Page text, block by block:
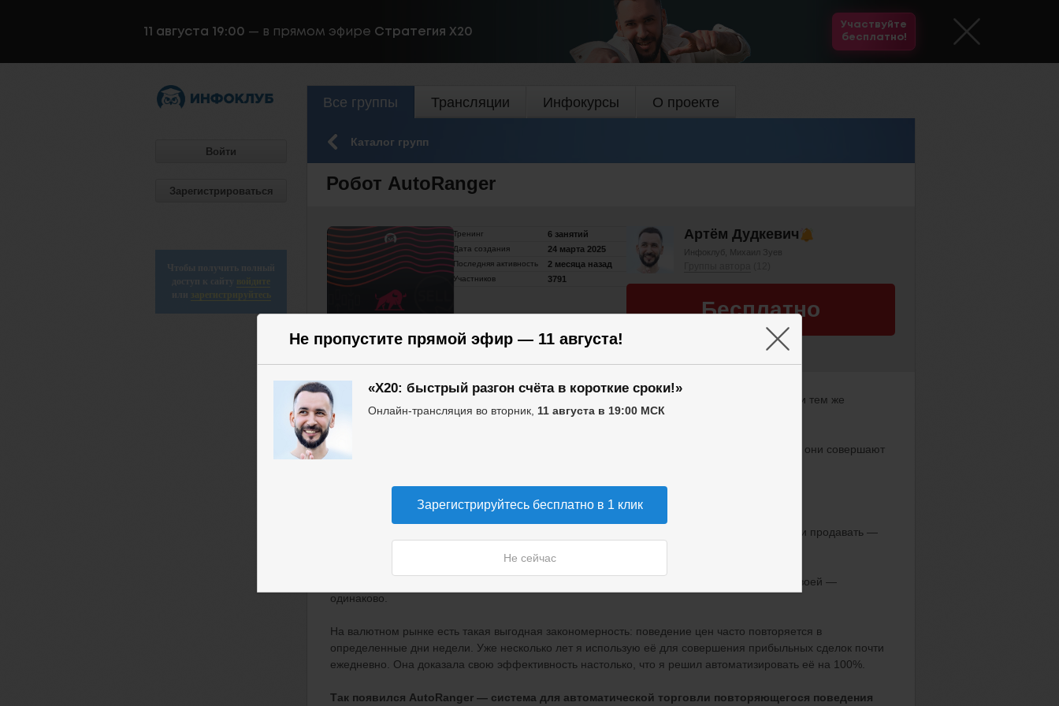
Не пропустите прямой эфир — 11 августа!
«X20: быстрый разгон счёта в короткие сроки!»
Онлайн-трансляция во вторник, 11 августа в 19:00 МСК
Зарегистрируйтесь бесплатно в 1 клик
Не сейчас
×
11 августа 19:00 — в прямом эфире Стратегия Х20
Участвуйте
бесплатно!
Войти
Зарегистрироваться
Чтобы получить полный
доступ к сайту войдите
или зарегистрируйтесь
Все группы Трансляции Инфокурсы О проекте
Каталог групп
Робот AutoRanger
Тренинг 6 занятий
Дата создания 24 марта 2025
Последняя активность 2 месяца назад
Участников 3791
Артём Дудкевич
Инфоклуб Михаил Зуев
Бесплатно
Рынок — это прежде всего люди, которые ведут себя одинаково. Они подвержены одним и тем же
эмоциям в одних и тех же ситуациях.
Страх и жадность — постоянные спутники участников торгов. Под действием этих эмоций они совершают
Это можно использовать, чтобы извлекать прибыль!
Если мы видим, что какое-то поведение цены на графике провоцирует массы покупать или продавать —
в массе своей —
одинаково.
На валютном рынке есть такая выгодная закономерность: поведение цен часто повторяется в
определенные дни недели. Уже несколько лет я использую её для совершения прибыльных сделок почти
ежедневно. Она доказала свою эффективность настолько, что я решил автоматизировать её на 100%.
Так появился AutoRanger — система для автоматической торговли повторяющегося поведения